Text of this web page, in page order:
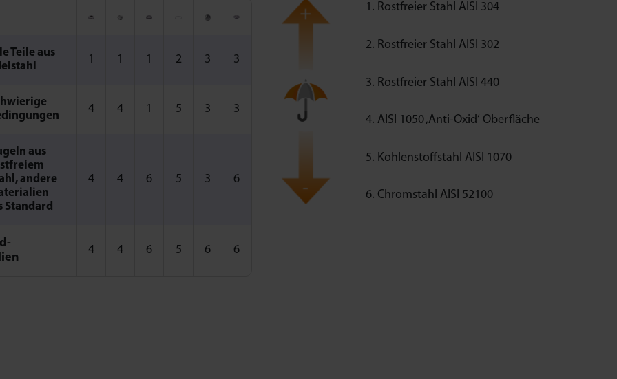
Teile aus
1 1 1 2 3 3
4 4 1 5 3 3
aus
andere
Standard
4 4 6 5 3 6
4 4 6 5 6 6
Rostfreier Stahl AISI 304
Rostfreier Stahl AISI 302
Rostfreier Stahl AISI 440
AISI 1050 ‚Anti-Oxid‘ Oberfläche
Kohlenstoffstahl AISI 1070
Chromstahl AISI 52100